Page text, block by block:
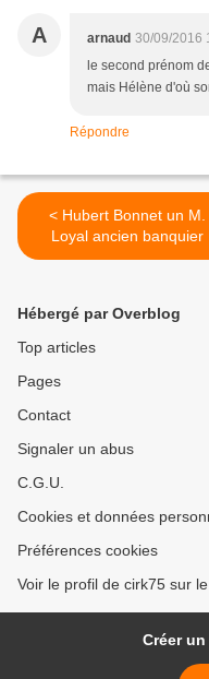
A arnaud 30/09/2016
le second prénom
mais Hélène d'où
Répondre
< Hubert Bonnet un M.
Loyal ancien banquier
Hébergé par Overblog
Top articles
Pages
Contact
Signaler un abus
C.G.U.
Cookies et données
Préférences cookies
Voir le profil de cirk75 sur
Créer